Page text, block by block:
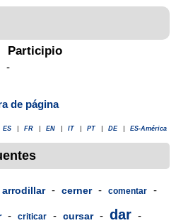
Participio
-
de página
ES FR EN IT PT DE ES-América
arrodillar - cerner - comentar -
- criticar - cursar - dar -